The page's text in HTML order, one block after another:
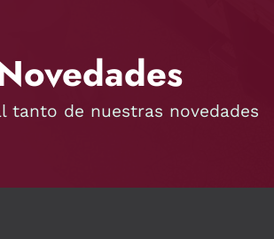
tanto de nuestras novedades